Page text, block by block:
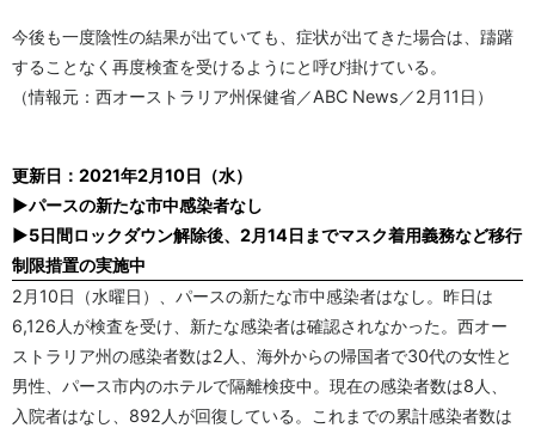
今後も一度陰性の結果が出ていても、症状が出てきた場合は、躊躇
することなく再度検査を受けるようにと呼び掛けている。
（情報元：西オーストラリア州保健省／ABC News／2月11日）
更新日：2021年2月10日（水）
▶パースの新たな市中感染者なし
▶5日間ロックダウン解除後、2月14日までマスク着用義務など移行
制限措置の実施中
2月10日（水曜日）、パースの新たな市中感染者はなし。昨日は
6,126人が検査を受け、新たな感染者は確認されなかった。西オー
ストラリア州の感染者数は2人、海外からの帰国者で30代の女性と
男性、パース市内のホテルで隔離検疫中。現在の感染者数は8人、
入院者はなし、892人が回復している。これまでの累計感染者数は